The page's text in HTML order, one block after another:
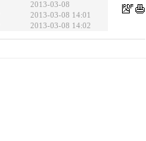
2013-03-08
2013-03-08 14:01
2013-03-08 14:02